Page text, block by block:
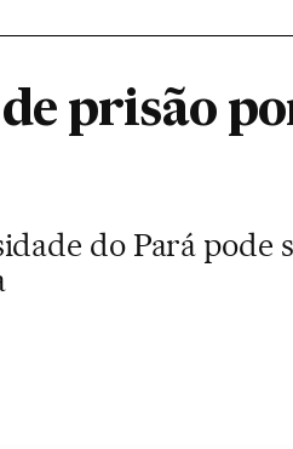
prisão
do Pará pode